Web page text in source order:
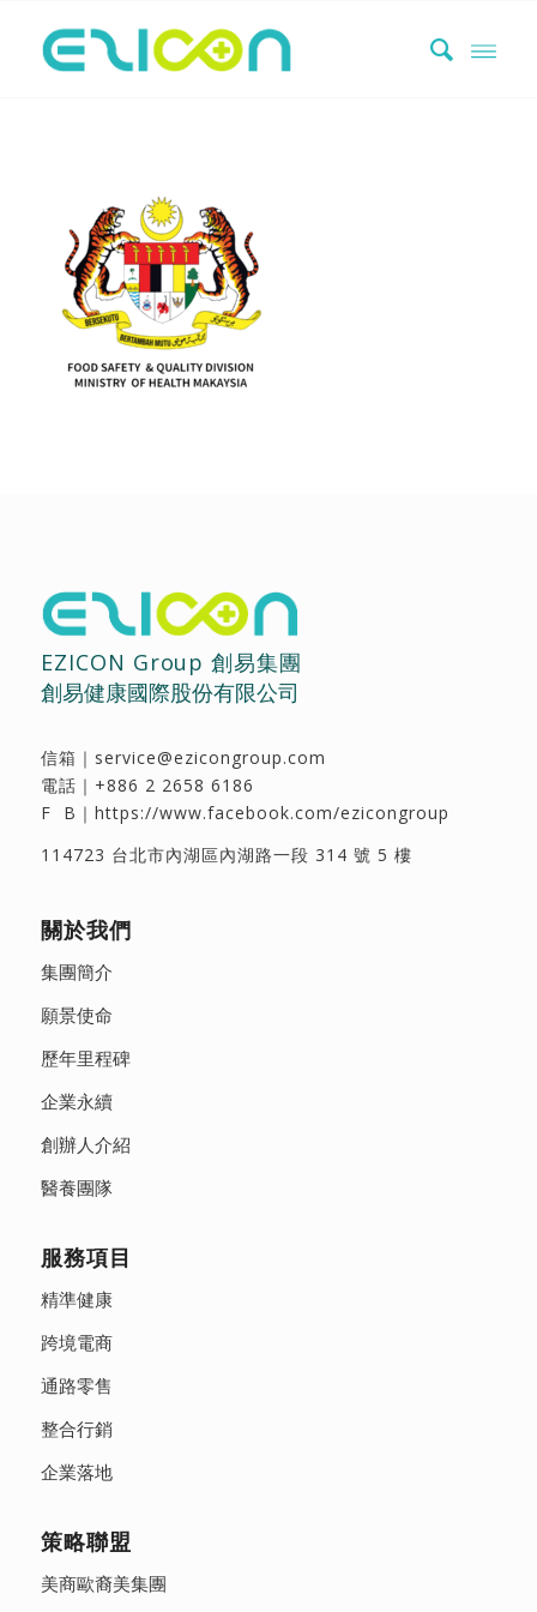
EZICON Group 創易集團
創易健康國際股份有限公司
信箱｜ service@ezicongroup.com
電話｜ +886 2 2658 6186
F B｜ https://www.facebook.com/ezicongroup
114723 台北市內湖區內湖路一段 314 號 5 樓
關於我們
集團簡介
願景使命
歷年里程碑
企業永續
創辦人介紹
醫養團隊
服務項目
精準健康
跨境電商
通路零售
整合行銷
企業落地
策略聯盟
美商歐裔美集團